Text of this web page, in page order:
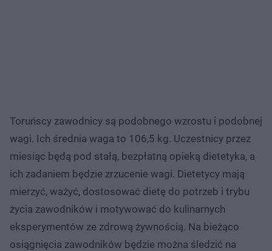
Toruńscy zawodnicy są podobnego wzrostu i podobnej
wagi. Ich średnia waga to 106,5 kg. Uczestnicy przez
miesiąc będą pod stałą, bezpłatną opieką dietetyka, a
ich zadaniem będzie zrzucenie wagi. Dietetycy mają
mierzyć, ważyć, dostosować dietę do potrzeb i trybu
życia zawodników i motywować do kulinarnych
eksperymentów ze zdrową żywnością. Na bieżąco
osiągnięcia zawodników będzie można śledzić na